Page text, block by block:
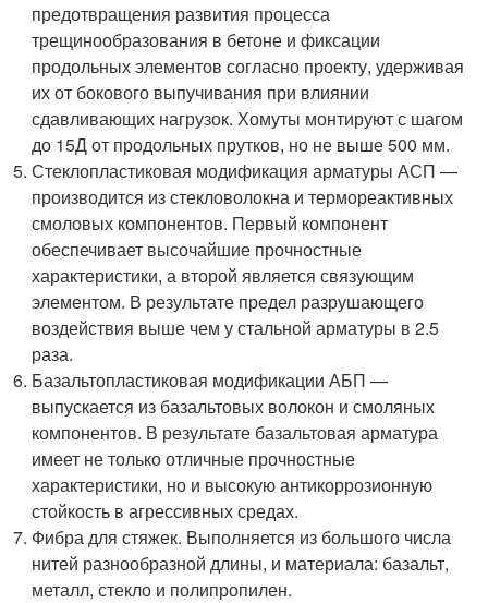
предотвращения развития процесса
трещинообразования в бетоне и фиксации
продольных элементов согласно проекту, удерживая
их от бокового выпучивания при влиянии
сдавливающих нагрузок. Хомуты монтируют с шагом
до 15Д от продольных прутков, но не выше 500 мм.
Стеклопластиковая модификация арматуры АСП —
производится из стекловолокна и термореактивных
смоловых компонентов. Первый компонент
обеспечивает высочайшие прочностные
характеристики, а второй является связующим
элементом. В результате предел разрушающего
воздействия выше чем у стальной арматуры в 2.5
раза.
Базальтопластиковая модификации АБП —
выпускается из базальтовых волокон и смоляных
компонентов. В результате базальтовая арматура
имеет не только отличные прочностные
характеристики, но и высокую антикоррозионную
стойкость в агрессивных средах.
Фибра для стяжек. Выполняется из большого числа
нитей разнообразной длины, и материала: базальт,
металл, стекло и полипропилен.